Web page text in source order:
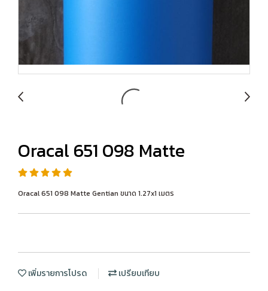
Oracal 651 098 Matte
Oracal 651 098 Matte Gentian ขนาด 1.27x1 เมตร
เพิ่มรายการโปรด เปรียบเทียบ